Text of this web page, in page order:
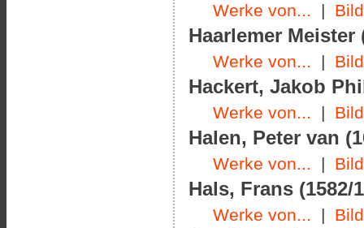
Werke von... |
Haarlemer Meister
Werke von... |
Hackert, Jakob
Werke von... |
Halen, Peter van
Werke von... |
Hals, Frans (1582/
Werke von... |